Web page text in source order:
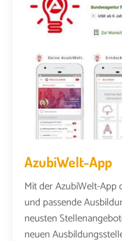
AzubiWelt-App
Mit der AzubiWelt-
und passende
neusten
neuen